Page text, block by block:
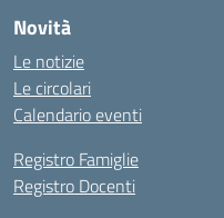
Novità
Le notizie
Le circolari
Calendario eventi
Registro Famiglie
Registro Docenti